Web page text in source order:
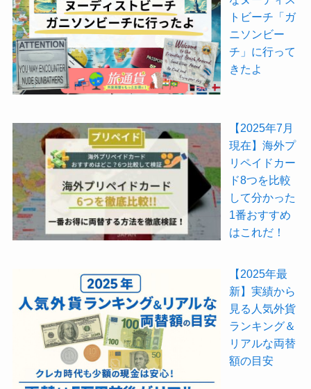
トビーチ「ガ
ニソンビー
チ」に行って
きたよ
【2025年7月
現在】海外プ
リペイドカー
ド8つを比較
して分かった
1番おすすめ
はこれだ！
【2025年最
新】実績から
見る人気外貨
ランキング＆
リアルな両替
額の目安